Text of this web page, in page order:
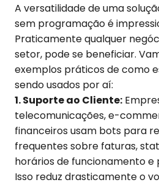
A versatilidade de uma
sem programação é
Praticamente qualquer
setor, pode se beneficiar.
exemplos práticos de como
sendo usados por aí:
1. Suporte ao Cliente:
telecomunicações, e-
financeiros usam bots para
frequentes sobre faturas,
horários de funcionamento
Isso reduz drasticamente o